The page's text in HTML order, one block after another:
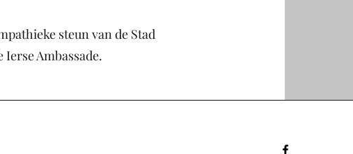
steun van de Stad
Ierse Ambassade.